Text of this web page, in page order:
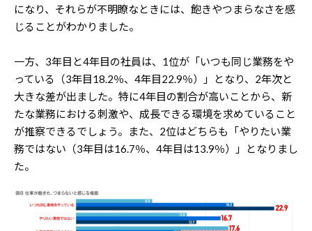
になり、それらが不明瞭なときには、飽きやつまらなさを感
じることがわかりました。
一方、3年目と4年目の社員は、1位が「いつも同じ業務をや
っている（3年目18.2％、4年目22.9％）」となり、2年次と
大きな差が出ました。特に4年目の割合が高いことから、新
たな業務における刺激や、成長できる環境を求めていること
が推察できるでしょう。また、2位はどちらも「やりたい業
務ではない（3年目は16.7％、4年目は13.9％）」となりまし
た。